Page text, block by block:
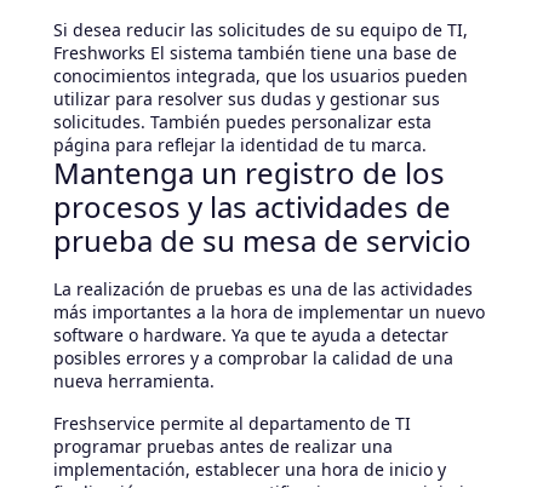
Si desea reducir las solicitudes de su equipo de TI,
Freshworks El sistema también tiene una base de
conocimientos integrada, que los usuarios pueden
utilizar para resolver sus dudas y gestionar sus
solicitudes. También puedes personalizar esta
página para reflejar la identidad de tu marca.
Mantenga un registro de los
procesos y las actividades de
prueba de su mesa de servicio
La realización de pruebas es una de las actividades
más importantes a la hora de implementar un nuevo
software o hardware. Ya que te ayuda a detectar
posibles errores y a comprobar la calidad de una
nueva herramienta.
Freshservice permite al departamento de TI
programar pruebas antes de realizar una
implementación, establecer una hora de inicio y